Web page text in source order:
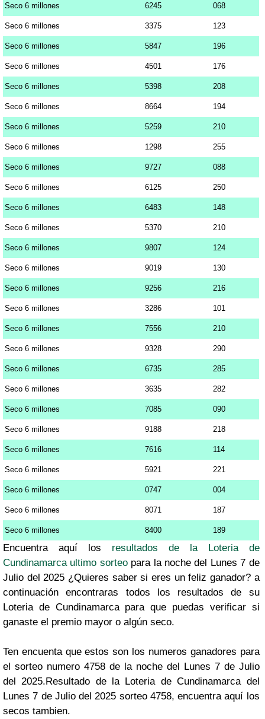
Seco 6 millones 6245 068
Seco 6 millones 3375 123
Seco 6 millones 5847 196
Seco 6 millones 4501 176
Seco 6 millones 5398 208
Seco 6 millones 8664 194
Seco 6 millones 5259 210
Seco 6 millones 1298 255
Seco 6 millones 9727 088
Seco 6 millones 6125 250
Seco 6 millones 6483 148
Seco 6 millones 5370 210
Seco 6 millones 9807 124
Seco 6 millones 9019 130
Seco 6 millones 9256 216
Seco 6 millones 3286 101
Seco 6 millones 7556 210
Seco 6 millones 9328 290
Seco 6 millones 6735 285
Seco 6 millones 3635 282
Seco 6 millones 7085 090
Seco 6 millones 9188 218
Seco 6 millones 7616 114
Seco 6 millones 5921 221
Seco 6 millones 0747 004
Seco 6 millones 8071 187
Seco 6 millones 8400 189
Encuentra aquí los resultados de la Loteria de
Cundinamarca ultimo sorteopara la noche del Lunes 7 de
Julio del 2025 ¿Quieres saber si eres un feliz ganador? a
continuación encontraras todos los resultados de su
Loteria de Cundinamarca para que puedas verificar si
ganaste el premio mayor o algún seco.
Ten encuenta que estos son los numeros ganadores para
el sorteo numero 4758 de la noche del Lunes 7 de Julio
del 2025.Resultado de la Loteria de Cundinamarca del
Lunes 7 de Julio del 2025 sorteo 4758, encuentra aquí los
secos tambien.